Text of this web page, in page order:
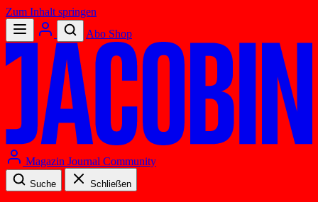
Zum Inhalt springen
Abo Shop
Magazin Journal Community
Suche Schließen